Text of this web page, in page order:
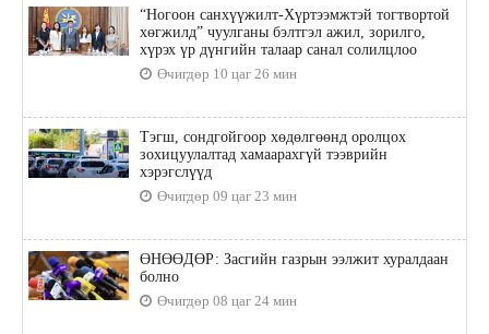
“Ногоон санхүүжилт-Хүртээмжтэй тогтвортой
хөгжилд” чуулганы бэлтгэл ажил, зорилго,
хүрэх үр дүнгийн талаар санал солилцлоо
Өчигдөр 10 цаг 26 мин
Тэгш, сондгойгоор хөдөлгөөнд оролцох
зохицуулалтад хамаарахгүй тээврийн
хэрэгслүүд
Өчигдөр 09 цаг 23 мин
ӨНӨӨДӨР: Засгийн газрын ээлжит хуралдаан
болно
Өчигдөр 08 цаг 24 мин